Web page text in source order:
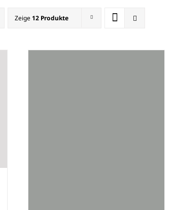
Zeige 12 Produkte